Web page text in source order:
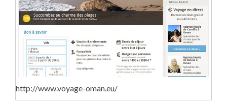
http://www.voyage-oman.eu/